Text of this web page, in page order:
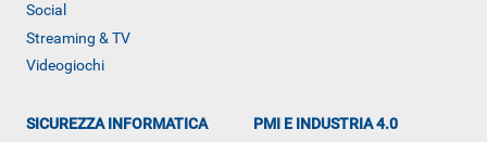
ALTRO
Social
Streaming & TV
Videogiochi
SICUREZZA INFORMATICA PMI E INDUSTRIA 4.0